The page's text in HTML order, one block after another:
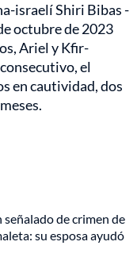
israelí Shiri Bibas -
octubre de 2023
Ariel y Kfir-
el
en cautividad, dos
señalado de crimen de
su esposa ayudó